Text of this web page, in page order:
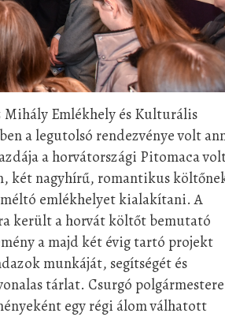
Emlékhely és Kulturális
a legutolsó rendezvénye volt
a horvátországi Pitomaca
két nagyhírű, romantikus
emlékhelyet kialakítani. A
került a horvát költőt bemutató
a majd két évig tartó projekt
munkáját, segítségét és
tárlat. Csurgó polgármestere
egy régi álom válhatott